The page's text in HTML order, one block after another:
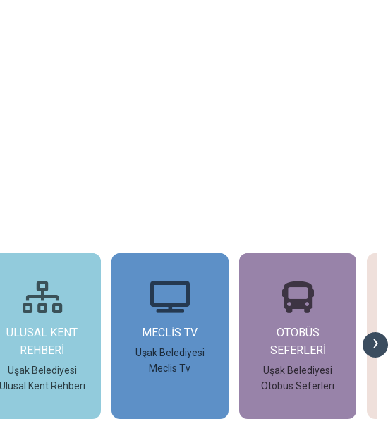
›
ULUSAL KENT
REHBERİ
Uşak Belediyesi
Ulusal Kent Rehberi
MECLİS TV
Uşak Belediyesi
Meclis Tv
OTOBÜS
SEFERLERİ
Uşak Belediyesi
Otobüs Seferleri